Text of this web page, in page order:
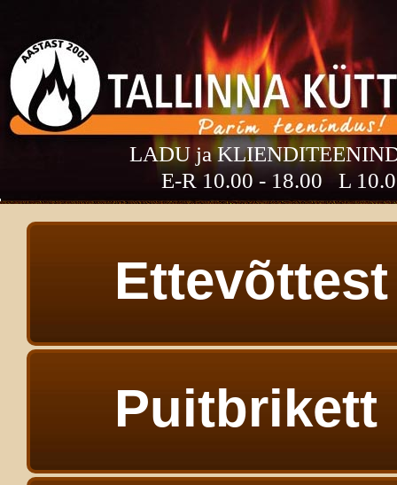
LADU ja
E-R 10.00 - 18.00 L
Ettevõttest
Puitbrikett